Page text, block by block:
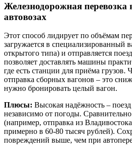
Железнодорожная перевозка
автовозах
Этот способ лидирует по объёмам
загружается в специализированный
открытого типа) и отправляется
позволяет доставлять машины
где есть станции для приёма грузов.
отправка сборных вагонов – это
нужно бронировать целый вагон.
Плюсы: Высокая надёжность –
независимо от погоды.
(например, отправка из
примерно в 60-80 тысяч рублей).
повреждений выше, чем при